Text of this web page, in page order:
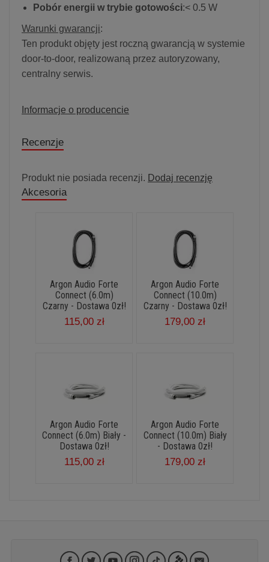
Pobór energii w trybie gotowości:< 0.5 W
Warunki gwarancji:
Ten produkt objęty jest roczną gwarancją w systemie
door-to-door, realizowaną przez autoryzowany,
centralny serwis.
Informacje o producencie
Recenzje
Produkt nie posiada recenzji. Dodaj recenzję
Akcesoria
Argon Audio Forte
Connect (6.0m)
Czarny - Dostawa 0zł!
115,00 zł
Argon Audio Forte
Connect (10.0m)
Czarny - Dostawa 0zł!
179,00 zł
Argon Audio Forte
Connect (6.0m) Biały -
Dostawa 0zł!
115,00 zł
Argon Audio Forte
Connect (10.0m) Biały
- Dostawa 0zł!
179,00 zł